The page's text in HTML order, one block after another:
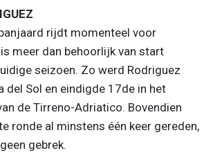
rijdt momenteel voor
meer dan behoorlijk van start
seizoen. Zo werd Rodriguez
del Sol en eindigde 17de in het
de Tirreno-Adriatico. Bovendien
ronde al minstens één keer gereden,
gebrek.